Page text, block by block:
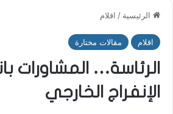
الرئيسية / اقلام
اقلام مقالات مختارة
الرئاسة… المشاورات
الإنفراج الخارجي